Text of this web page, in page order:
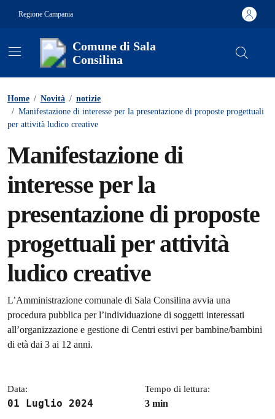
Regione Campania
Comune di Sala
Consilina
Home / Novità / notizie
/ Manifestazione di interesse per la presentazione di proposte progettuali
per attività ludico creative
Manifestazione di
interesse per la
presentazione di proposte
progettuali per attività
ludico creative
Dettagli della notizia
L’Amministrazione comunale di Sala Consilina avvia una
procedura pubblica per l’individuazione di soggetti interessati
all’organizzazione e gestione di Centri estivi per bambine/bambini
di età dai 3 ai 12 anni.
Data:
01 Luglio 2024
Tempo di lettura:
3 min